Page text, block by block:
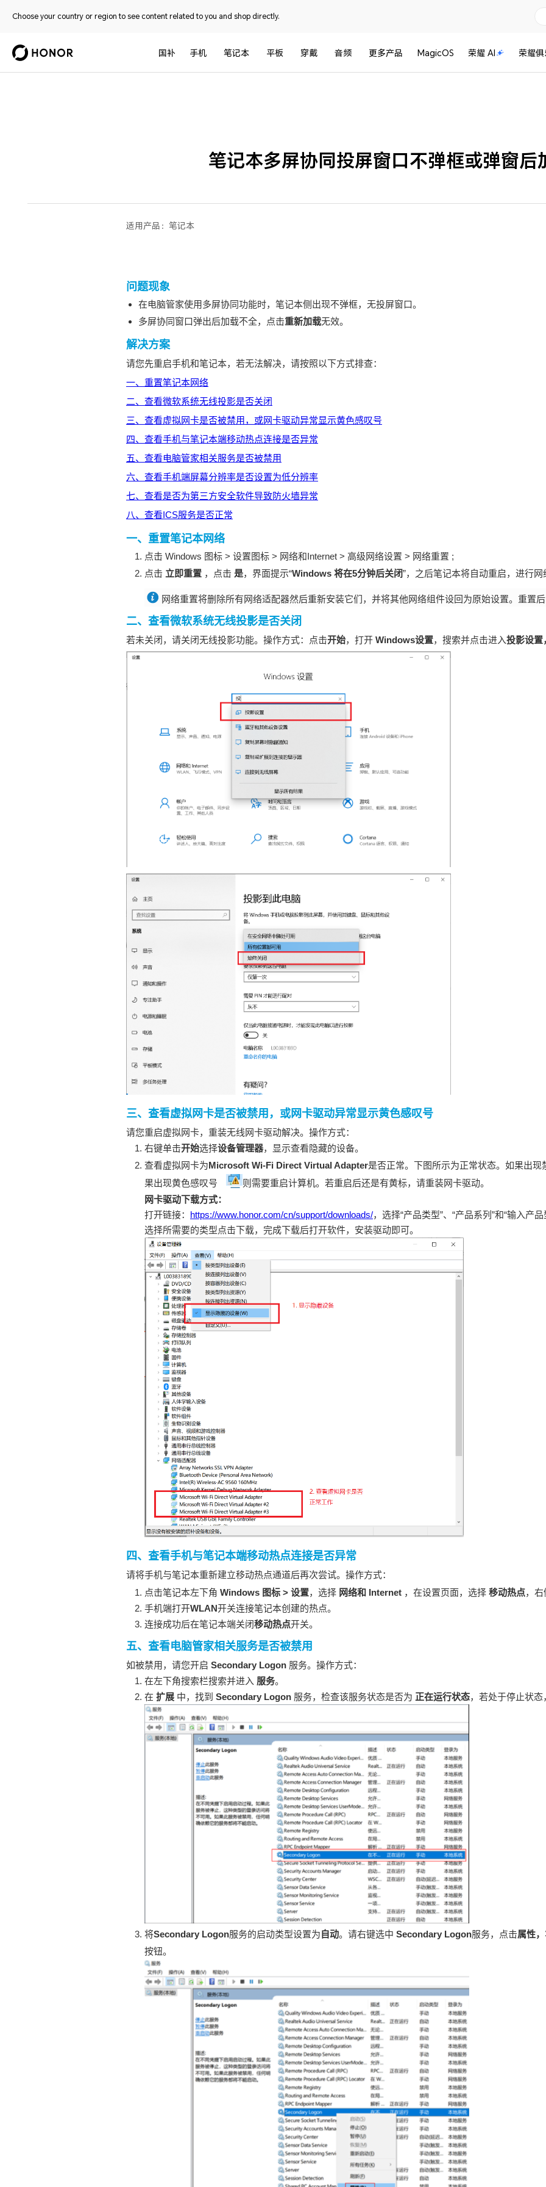
Choose your country or region to see content related to you and shop directly.
国补 手机 笔记本 平板 穿戴 音频 更多产品 MagicOS 荣耀 AI 荣耀
笔记本多屏协同投屏窗口不弹框或弹窗后
适用产品： 笔记本
问题现象
在电脑管家使用多屏协同功能时，笔记本侧出现不弹框，无投屏窗口。
多屏协同窗口弹出后加载不全，点击重新加载无效。
解决方案
请您先重启手机和笔记本，若无法解决，请按照以下方式排查：
一、重置笔记本网络
二、查看微软系统无线投影是否关闭
三、查看虚拟网卡是否被禁用，或网卡驱动异常显示黄色感叹号
四、查看手机与笔记本端移动热点连接是否异常
五、查看电脑管家相关服务是否被禁用
六、查看手机端屏幕分辨率是否设置为低分辨率
七、查看是否为第三方安全软件导致防火墙异常
八、查看ICS服务是否正常
一、重置笔记本网络
点击 Windows 图标 > 设置图标 > 网络和Internet > 高级网络设置 > 网络重置 ;
点击 立即重置 ，点击 是，界面提示“Windows 将在5分钟后关闭”，之后笔记本将自动重启，进行网
网络重置将删除所有网络适配器然后重新安装它们，并将其他网络组件设回为原始设置。重置
二、查看微软系统无线投影是否关闭
若未关闭，请关闭无线投影功能。操作方式：点击开始，打开Windows设置，搜索并点击进入投影设置
三、查看虚拟网卡是否被禁用，或网卡驱动异常显示黄色感叹号
请您重启虚拟网卡，重装无线网卡驱动解决。操作方式：
右键单击开始选择设备管理器，显示查看隐藏的设备。
查看虚拟网卡为Microsoft Wi-Fi Direct Virtual Adapter是否正常。下图所示为正常状态。如果出现
果出现黄色感叹号
则需要重启计算机。若重启后还是有黄标，请重装网卡驱动。
网卡驱动下载方式：
打开链接： https://www.honor.com/cn/support/downloads/，选择“产品类型”、“产品系列”和“输入产
选择所需要的类型点击下载，完成下载后打开软件，安装驱动即可。
四、查看手机与笔记本端移动热点连接是否异常
请将手机与笔记本重新建立移动热点通道后再次尝试。操作方式：
点击笔记本左下角 Windows 图标 > 设置，选择 网络和 Internet，在设置页面，选择移动热点，右
手机端打开WLAN开关连接笔记本创建的热点。
连接成功后在笔记本端关闭移动热点开关。
五、查看电脑管家相关服务是否被禁用
如被禁用，请您开启 Secondary Logon服务。操作方式：
在左下角搜索栏搜索并进入 服务。
在 扩展 中，找到 Secondary Logon服务，检查该服务状态是否为 正在运行状态，若处于停止状态
将Secondary Logon服务的启动类型设置为自动。请右键选中 Secondary Logon服务，点击属性，
按钮。